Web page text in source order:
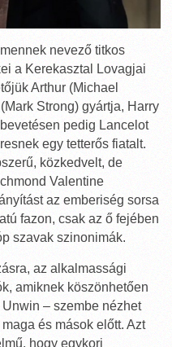
nevező titkos
a Kerekasztal Lovagjai
Arthur (Michael
Strong) gyártja, Harry
pedig Lancelot
egy tetterős fiatalt.
közkedvelt, de
Valentine
az emberiség sorsa
fazon, csak az ő fejében
szavak szinonimák.
az alkalmassági
amiknek köszönhetően
– szembe nézhet
és mások előtt. Azt
hogy egykori